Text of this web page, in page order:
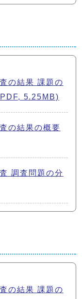
の結果 課題の
5.25MB)
の結果の概要
調査問題の分
の結果 課題の